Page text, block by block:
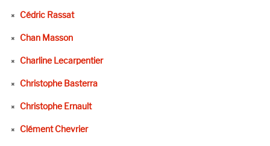
Cédric Rassat
Chan Masson
Charline Lecarpentier
Christophe Basterra
Christophe Ernault
Clément Chevrier